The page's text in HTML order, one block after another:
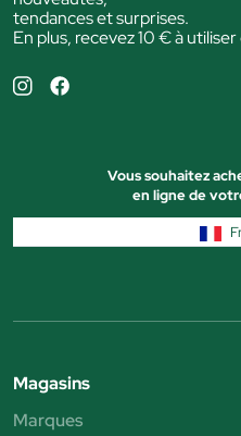
tendances et surprises.
En plus, recevez 10 € à
Vous souhaitez
en ligne de
Magasins
Marques